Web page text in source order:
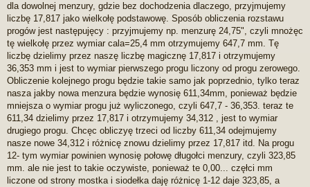
dla dowolnej menzury, gdzie bez dochodzenia dlaczego, przyjmujemy
liczbę 17,817 jako wielkołę podstawowę. Sposób obliczenia rozstawu
progów jest następujęcy : przyjmujemy np. menzurę 24,75", czyli mnożęc
tę wielkołę przez wymiar cala=25,4 mm otrzymujemy 647,7 mm. Tę
liczbę dzielimy przez naszę liczbę magicznę 17,817 i otrzymujemy
36,353 mm i jest to wymiar pierwszego progu liczony od progu zerowego.
Obliczenie kolejnego progu będzie takie samo jak poprzednio, tylko teraz
nasza jakby nowa menzura będzie wynosię 611,34mm, ponieważ będzie
mniejsza o wymiar progu już wyliczonego, czyli 647,7 - 36,353. teraz te
611,34 dzielimy przez 17,817 i otrzymujemy 34,312 , jest to wymiar
drugiego progu. Chcęc obliczyę trzeci od liczby 611,34 odejmujemy
nasze nowe 34,312 i różnicę znowu dzielimy przez 17,817 itd. Na progu
12- tym wymiar powinien wynosię połowę długołci menzury, czyli 323,85
mm. ale nie jest to takie oczywiste, ponieważ te 0,00... częłci mm
liczone od strony mostka i siodełka daję różnicę 1-12 daje 323,85, a